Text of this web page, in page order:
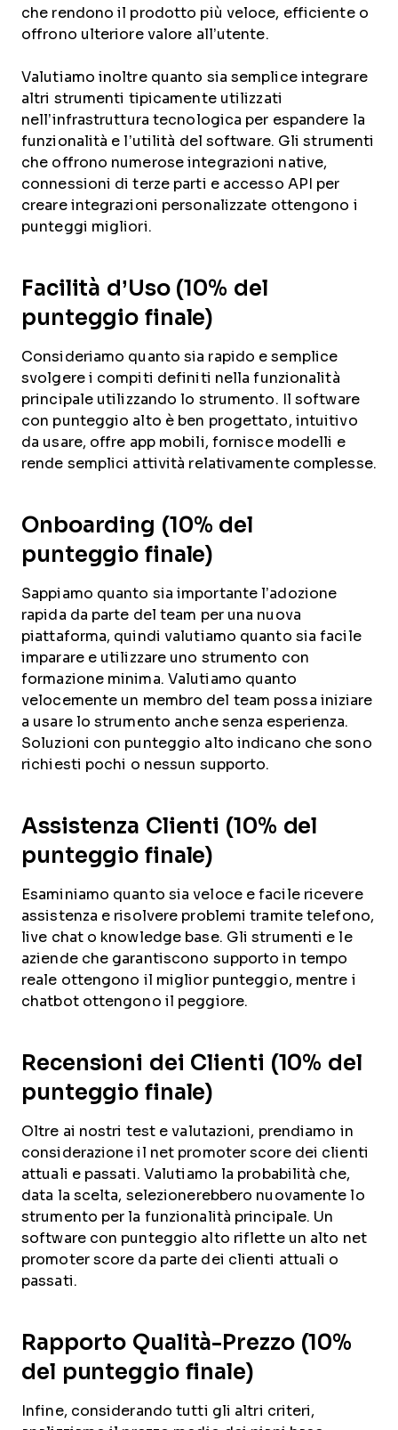
che rendono il prodotto più veloce, efficiente o
offrono ulteriore valore all’utente.
Valutiamo inoltre quanto sia semplice integrare
altri strumenti tipicamente utilizzati
nell’infrastruttura tecnologica per espandere la
funzionalità e l’utilità del software. Gli strumenti
che offrono numerose integrazioni native,
connessioni di terze parti e accesso API per
creare integrazioni personalizzate ottengono i
punteggi migliori.
Facilità d’Uso (10% del
punteggio finale)
Consideriamo quanto sia rapido e semplice
svolgere i compiti definiti nella funzionalità
principale utilizzando lo strumento. Il software
con punteggio alto è ben progettato, intuitivo
da usare, offre app mobili, fornisce modelli e
rende semplici attività relativamente complesse.
Onboarding (10% del
punteggio finale)
Sappiamo quanto sia importante l’adozione
rapida da parte del team per una nuova
piattaforma, quindi valutiamo quanto sia facile
imparare e utilizzare uno strumento con
formazione minima. Valutiamo quanto
velocemente un membro del team possa iniziare
a usare lo strumento anche senza esperienza.
Soluzioni con punteggio alto indicano che sono
richiesti pochi o nessun supporto.
Assistenza Clienti (10% del
punteggio finale)
Esaminiamo quanto sia veloce e facile ricevere
assistenza e risolvere problemi tramite telefono,
live chat o knowledge base. Gli strumenti e le
aziende che garantiscono supporto in tempo
reale ottengono il miglior punteggio, mentre i
chatbot ottengono il peggiore.
Recensioni dei Clienti (10% del
punteggio finale)
Oltre ai nostri test e valutazioni, prendiamo in
considerazione il net promoter score dei clienti
attuali e passati. Valutiamo la probabilità che,
data la scelta, selezionerebbero nuovamente lo
strumento per la funzionalità principale. Un
software con punteggio alto riflette un alto net
promoter score da parte dei clienti attuali o
passati.
Rapporto Qualità-Prezzo (10%
del punteggio finale)
Infine, considerando tutti gli altri criteri,